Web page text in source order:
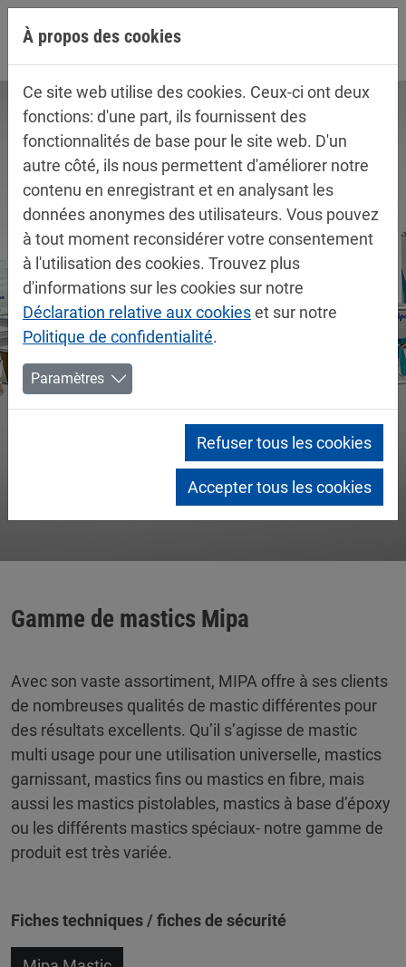
Aller directement à la navigation principale
Aller directement au contenu
Gamme de mastics Mipa
Avec son vaste assortiment, MIPA offre à ses clients
de nombreuses qualités de mastic différentes pour
des résultats excellents. Qu’il s’agisse de mastic
multi usage pour une utilisation universelle, mastics
garnissant, mastics fins ou mastics en fibre, mais
aussi les mastics pistolables, mastics à base d’époxy
ou les différents mastics spéciaux- notre gamme de
produit est très variée.
Fiches techniques / fiches de sécurité
À propos des cookies
Ce site web utilise des cookies. Ceux-ci ont deux
fonctions: d'une part, ils fournissent des
fonctionnalités de base pour le site web. D'un
autre côté, ils nous permettent d'améliorer notre
contenu en enregistrant et en analysant les
données anonymes des utilisateurs. Vous pouvez
à tout moment reconsidérer votre consentement
à l'utilisation des cookies. Trouvez plus
d'informations sur les cookies sur notre
Déclaration relative aux cookieset sur notre
Politique de confidentialité.
Paramètres
Refuser tous les cookies
Accepter tous les cookies